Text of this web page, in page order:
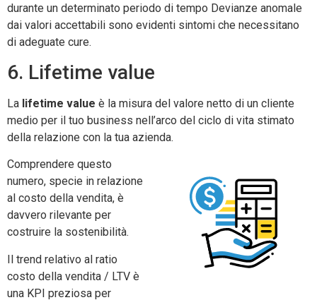
durante un determinato periodo di tempo Devianze anomale
dai valori accettabili sono evidenti sintomi che necessitano
di adeguate cure.
6. Lifetime value
La lifetime value è la misura del valore netto di un cliente
medio per il tuo business nell’arco del ciclo di vita stimato
della relazione con la tua azienda.
Comprendere questo
numero, specie in relazione
al costo della vendita, è
davvero rilevante per
costruire la sostenibilità.
Il trend relativo al ratio
costo della vendita / LTV è
una KPI preziosa per